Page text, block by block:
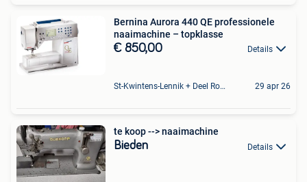
Bernina Aurora 440 QE professionele
naaimachine – topklasse
€ 850,00 Details
St-Kwintens-Lennik + Deel Roosdaal 29 apr 26
te koop --> naaimachine
Bieden Details